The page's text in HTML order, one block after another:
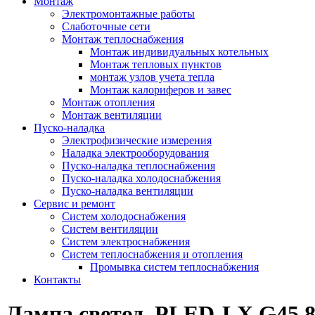
Электромонтажные работы
Слаботочные сети
Монтаж теплоснабжения
Монтаж индивидуальных котельных
Монтаж тепловых пунктов
монтаж узлов учета тепла
Монтаж калориферов и завес
Монтаж отопления
Монтаж вентиляции
Пуско-наладка
Электрофизические измерения
Наладка электрооборудования
Пуско-наладка теплоснабжения
Пуско-наладка холодоснабжения
Пуско-наладка вентиляции
Сервис и ремонт
Систем холодоснабжения
Систем вентиляции
Систем электроснабжения
Систем теплоснабжения и отопления
Промывка систем теплоснабжения
Контакты